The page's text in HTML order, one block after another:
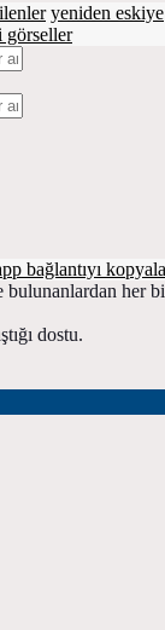
yeniden eskiye
görseller
bağlantıyı kopyala
bulunanlardan her
dostu.